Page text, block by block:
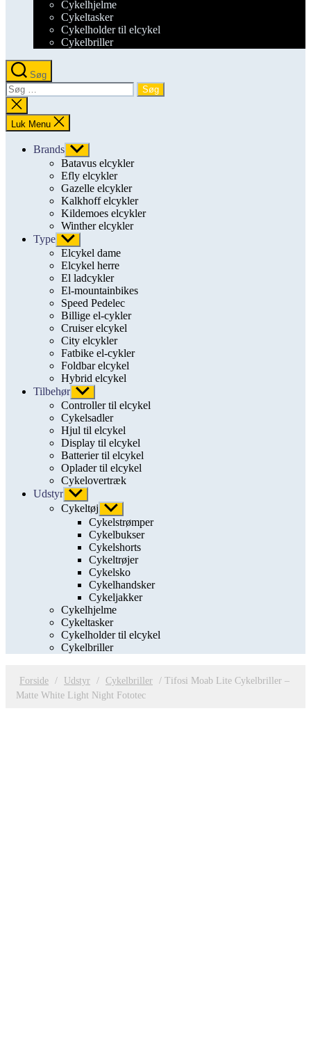
Cykelhjelme
Cykeltasker
Cykelholder til elcykel
Cykelbriller
Søg
Søg
efter:
Luk
søgning
Luk Menu
Brands Vis
undermenu
Batavus elcykler
Efly elcykler
Gazelle elcykler
Kalkhoff elcykler
Kildemoes elcykler
Winther elcykler
Type Vis
undermenu
Elcykel dame
Elcykel herre
El ladcykler
El-mountainbikes
Speed Pedelec
Billige el-cykler
Cruiser elcykel
City elcykler
Fatbike el-cykler
Foldbar elcykel
Hybrid elcykel
Tilbehør Vis
undermenu
Controller til elcykel
Cykelsadler
Hjul til elcykel
Display til elcykel
Batterier til elcykel
Oplader til elcykel
Cykelovertræk
Udstyr Vis
undermenu
Cykeltøj Vis
undermenu
Cykelstrømper
Cykelbukser
Cykelshorts
Cykeltrøjer
Cykelsko
Cykelhandsker
Cykeljakker
Cykelhjelme
Cykeltasker
Cykelholder til elcykel
Cykelbriller
Forside / Udstyr / Cykelbriller / Tifosi Moab Lite Cykelbriller –
Matte White Light Night Fototec